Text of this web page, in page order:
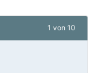
1 von 10